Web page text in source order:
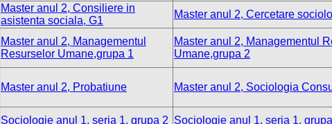
Master anul 2, Consiliere in
asistenta sociala, G1
Master anul 2, Cercetare
Master anul 2, Managementul
Resurselor Umane,grupa 1
Master anul 2, Managementul
Umane,grupa 2
Master anul 2, Probatiune Master anul 2, Sociologia
Sociologie anul 1, seria 1, grupa 2 Sociologie anul 1, seria 1,